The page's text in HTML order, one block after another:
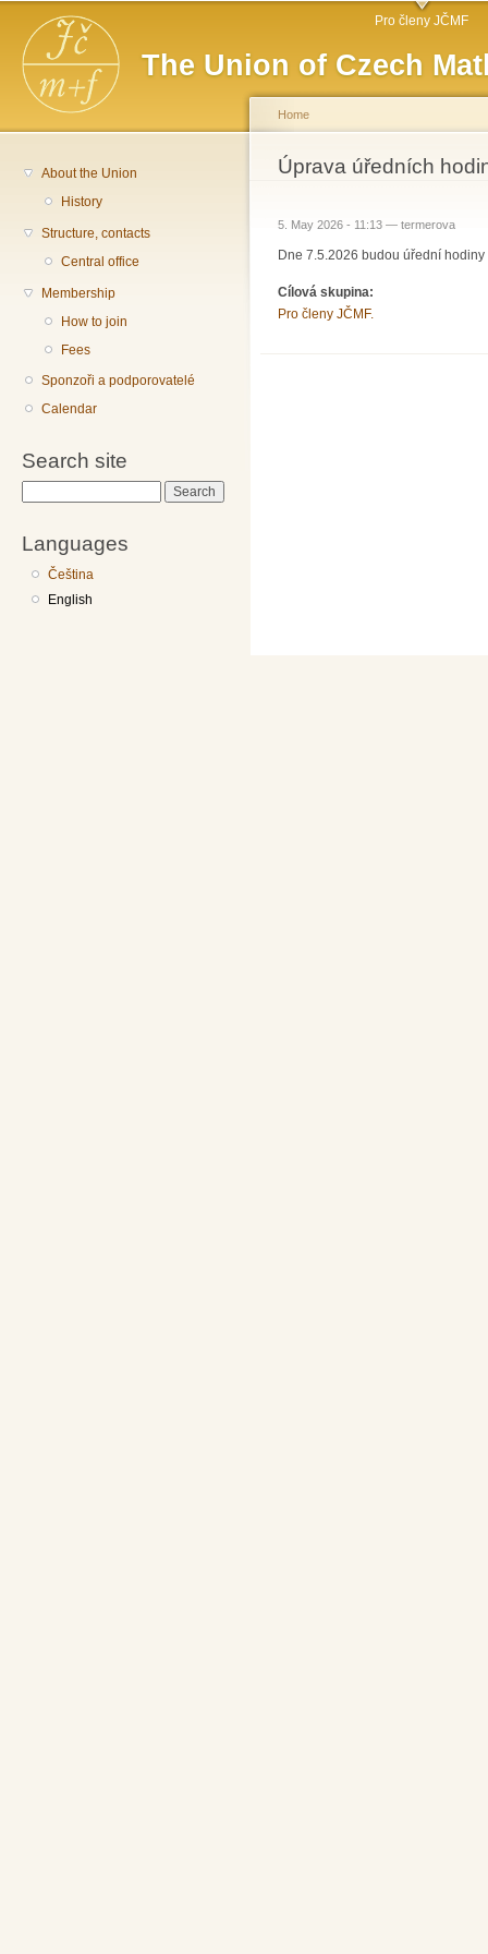
The Union of Czech
Main menu Pro členy JČMF
About the Union
History
Structure, contacts
Central office
Membership
How to join
Fees
Sponzoři a podporovatelé
Calendar
Search site
Languages
Čeština
English
You are here
Home
Úprava úředních
5. May 2026 - 11:13 — termerova
Dne 7.5.2026 budou úřední
Cílová skupina:
Pro členy JČMF.